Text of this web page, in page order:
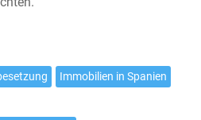
Immobilien in Spanien